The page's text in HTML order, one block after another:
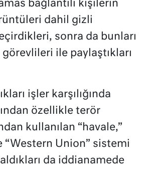
bağlantılı kişilerin
dahil gizli
sonra da bunları
ile paylaştıkları
işler karşılığında
özellikle terör
kullanılan “havale,”
“Western Union” sistemi
da iddianamede